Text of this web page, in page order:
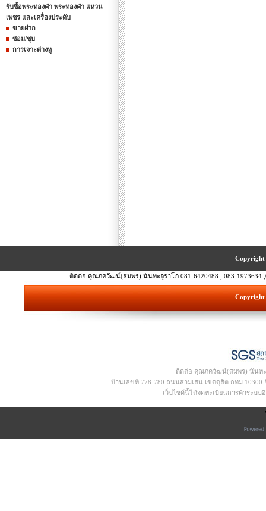
รับซื้อพระทองคำ พระทองคำ แหวน
เพชร และเครื่องประดับ
ขายฝาก
ซ่อม/ชุบ
การเจาะต่างหู
Copyright
ติดต่อ คุณภควัฒน์(สมพร) นันทะจุราโภ 081-6420488 , 083-1973634
Copyright
ติดต่อ คุณภควัฒน์(สมพร) นันทะจุ
บ้านเลขที่ 778-780 ถนนสามเสน เขตดุสิต กทม 10300 อี
เว็ปไซด์นี้ได้จดทะเบียนการค้าระบบ